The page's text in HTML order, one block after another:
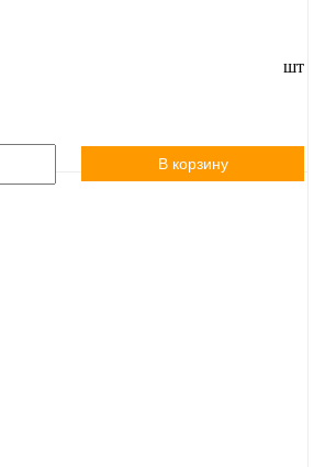
шт
В корзину